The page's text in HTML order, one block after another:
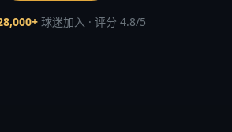
球迷加入 · 评分 4.8/5